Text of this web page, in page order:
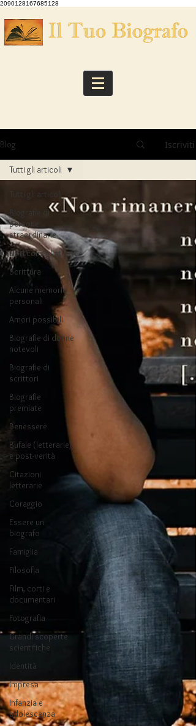
2090128167685128
Blog Iscriviti
Tutti gli articoli
Biografie di
persone
straordinarie
Libri consigliati
Scrittura
Alcune memorie
personali
Amori possibili
Biografie di donne
notevoli
Biografie di
scrittori
Biografie
premiate
Benessere
Bufale (letterarie)
e post-verità
Citazioni
letterarie
Coraggio
Essere un
biografo
Famiglia
Filosofia
Film, corti e
documentari
Fotografia
Grandi scoperte
scientifiche
Identità
Impresa
Infanzia e
adolescenza
Tutti gli articoli